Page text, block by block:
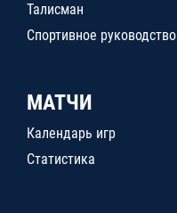
Талисман
Спортивное руководство
МАТЧИ
Календарь игр
Статистика